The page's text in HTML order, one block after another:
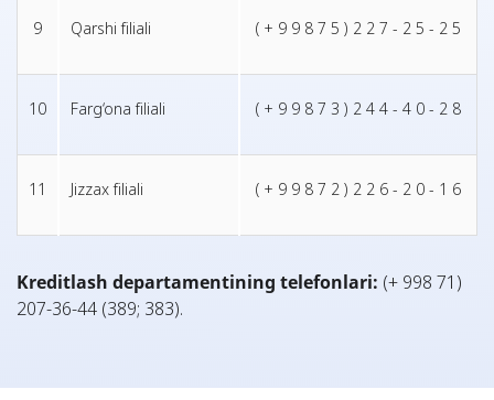
9 Qarshi filiali ( + 9 9 8 7 5 ) 2 2 7 - 2 5 - 2 5
10 Farg‘ona filiali ( + 9 9 8 7 3 ) 2 4 4 - 4 0 - 2 8
11 Jizzax filiali ( + 9 9 8 7 2 ) 2 2 6 - 2 0 - 1 6
Kreditlash departamentining telefonlari: (+ 998 71)
207-36-44 (389; 383).